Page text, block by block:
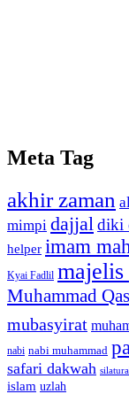
Meta Tag
akhir zaman
mimpi dajjal diki
helper imam
Kyai Fadlil majelis
Muhammad
mubasyirat
nabi nabi muhammad
safari dakwah
islam uzlah